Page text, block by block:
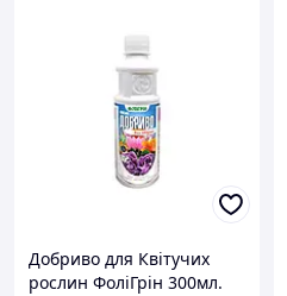
Добриво для Квітучих
рослин ФоліГрін 300мл.